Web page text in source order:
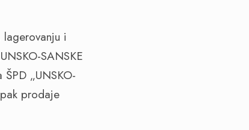
i
SANSKE
„UNSKO-
prodaje